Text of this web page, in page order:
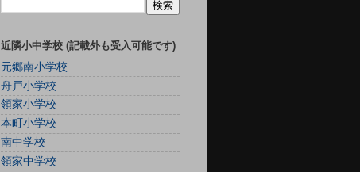
近隣小中学校 (記載外も受入可能です)
元郷南小学校
舟戸小学校
領家小学校
本町小学校
南中学校
領家中学校